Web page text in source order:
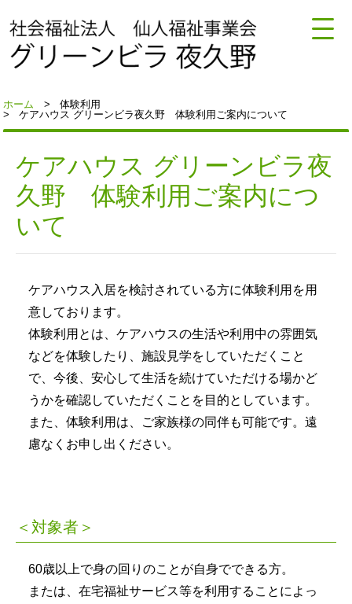
ホーム
体験利用
ケアハウス グリーンビラ夜久野 体験利用ご案内について
ケアハウス グリーンビラ夜
久野 体験利用ご案内につ
いて
ケアハウス入居を検討されている方に体験利用を用
意しております。
体験利用とは、ケアハウスの生活や利用中の雰囲気
などを体験したり、施設見学をしていただくこと
で、今後、安心して生活を続けていただける場かど
うかを確認していただくことを目的としています。
また、体験利用は、ご家族様の同伴も可能です。遠
慮なくお申し出ください。
＜対象者＞
60歳以上で身の回りのことが自身でできる方。
または、在宅福祉サービス等を利用することによっ